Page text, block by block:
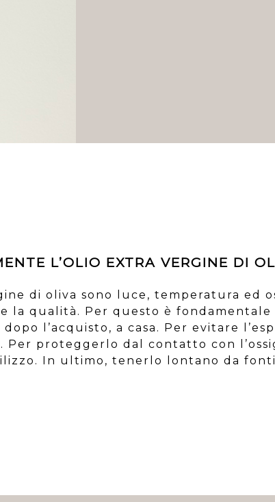
L’OLIO EXTRA VERGINE DI
di oliva sono luce, temperatura ed
la qualità. Per questo è
l’acquisto, a casa. Per evitare
proteggerlo dal contatto con
In ultimo, tenerlo lontano da